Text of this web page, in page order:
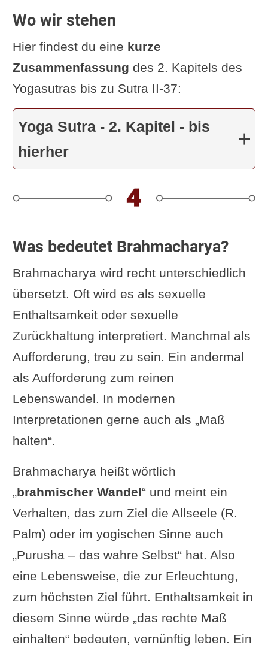
von Vīrya ... Energie
usw.“
12koerbe.de: „beiKeuschheits-
Grundlagen... Männlichkeits-
Hariharananda Aranya: „Wenn die
Zurückhaltung hergestellt ist, wird
I. K. Taimni: „Wenn die sexuelle
Kraft
erlangt.“
Enthaltsamkeit etabliert ist, gewinnt
an Kraft.“
Swami Prabhavananda: „Wenn ein
Mann standhaft wird in seiner
Enthaltsamkeit von
Hemmungslosigkeit, erwirbt er
geistige Energie .“
Swami Vivekananda: „Durch die
Etablierung der Enthaltsamkeit wird
Energie gewonnen.“
Wim van den Dungen (buddhistischer
Kommentar zum Yogasutra): „Wenn
man in Keuschheit gegründet ist,
erhält man Vitalität.“
Rainbowbody: „Wenn man beständig
darin geworden ist, seinGewahrsein
kontinuierlich(pratisthayam) als mit
der schöpferischen, evolutionären
Wo wir stehen
Hier findest du eine kurze
Zusammenfassung des 2. Kapitels des
Yogasutras bis zu Sutra II-37:
Yoga Sutra - 2. Kapitel - bis
hierher
Was bedeutet Brahmacharya?
Brahmacharya wird recht unterschiedlich
übersetzt. Oft wird es als sexuelle
Enthaltsamkeit oder sexuelle
Zurückhaltung interpretiert. Manchmal als
Aufforderung, treu zu sein. Ein andermal
als Aufforderung zum reinen
Lebenswandel. In modernen
Interpretationen gerne auch als „Maß
halten“.
Brahmacharya heißt wörtlich
„brahmischer Wandel“ und meint ein
Verhalten, das zum Ziel die Allseele (R.
Palm) oder im yogischen Sinne auch
„Purusha – das wahre Selbst“ hat. Also
eine Lebensweise, die zur Erleuchtung,
zum höchsten Ziel führt. Enthaltsamkeit in
diesem Sinne würde „das rechte Maß
einhalten“ bedeuten, vernünftig leben. Ein